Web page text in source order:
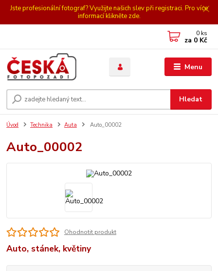
Jste profesionální fotograf? Využijte našich slev při registraci. Pro více
informací klikněte zde.
Menu
Hledat
0 ks
za 0 Kč
Úvod Technika Auta Auto_00002
Auto_00002
Ohodnotit produkt
Auto, stánek, květiny